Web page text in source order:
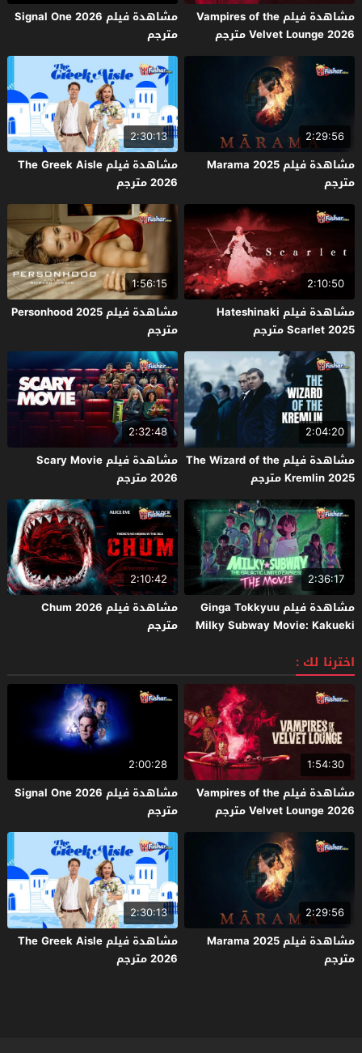
مشاهدة فيلم Vampires of the
Velvet Lounge 2026 مترجم
مشاهدة فيلم Signal One 2026
مترجم
2:29:56
مشاهدة فيلم Marama 2025
مترجم
2:30:13
مشاهدة فيلم The Greek Aisle
2026 مترجم
2:10:50
مشاهدة فيلم Hateshinaki
Scarlet 2025 مترجم
1:56:15
مشاهدة فيلم Personhood 2025
مترجم
2:04:20
مشاهدة فيلم The Wizard of the
Kremlin 2025 مترجم
2:32:48
مشاهدة فيلم Scary Movie
2026 مترجم
2:36:17
مشاهدة فيلم Ginga Tokkyuu
Milky Subway Movie: Kakueki
2:10:42
مشاهدة فيلم Chum 2026
مترجم
اخترنا لك :
1:54:30
مشاهدة فيلم Vampires of the
Velvet Lounge 2026 مترجم
2:00:28
مشاهدة فيلم Signal One 2026
مترجم
2:29:56
مشاهدة فيلم Marama 2025
مترجم
2:30:13
مشاهدة فيلم The Greek Aisle
2026 مترجم